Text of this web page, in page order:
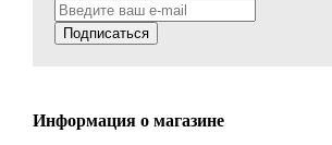
Подписаться
Информация о магазине